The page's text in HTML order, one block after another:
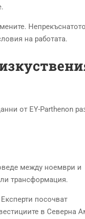
Непрекъснатото
на работата.
от EY-Parthenon
между ноември и
трансформация.
посочват
в Северна